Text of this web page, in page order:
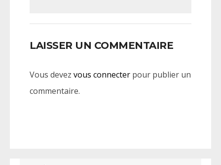
LAISSER UN COMMENTAIRE
Vous devez vous connecter pour publier un
commentaire.